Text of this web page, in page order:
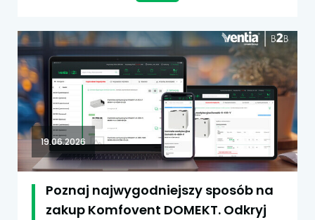
19.06.2026
Poznaj najwygodniejszy sposób na
zakup Komfovent DOMEKT. Odkryj